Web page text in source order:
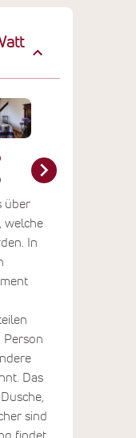
über
welche
In
Person
Das
sind